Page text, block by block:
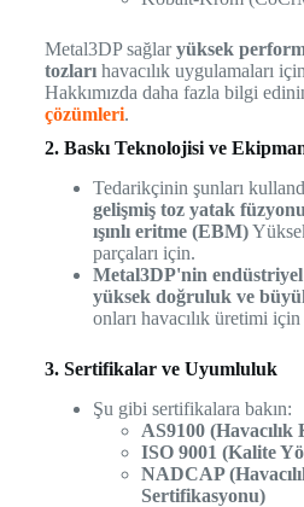
Metal3DP sağlaryüksek
tozlarıhavacılık uygulamaları
Hakkımızda daha fazla bilgi
çözümleri.
2. Baskı Teknolojisi ve
Tedarikçinin şunları
gelişmiş toz yatak
ışınlı eritme (EBM)
parçaları için.
Metal3DP'nin endüstriyel
yüksek doğruluk ve
onları havacılık üretimi
3. Sertifikalar ve Uyumluluk
Şu gibi sertifikalara bakın:
AS9100
ISO 9001 (Kalite
NADCAP
Sertifikasyonu)